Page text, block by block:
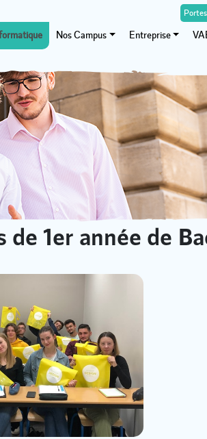
Nos Campus Entreprise
1er année de